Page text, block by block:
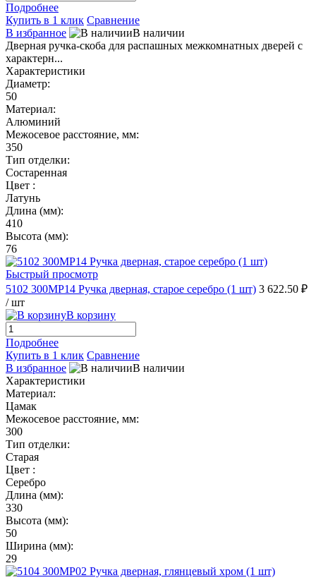
Подробнее
Купить в 1 клик Сравнение
В избранное
В наличии
Дверная ручка-скоба для распашных межкомнатных дверей с
характерн...
Характеристики
Диаметр:
50
Материал:
Алюминий
Межосевое расстояние, мм:
350
Тип отделки:
Состаренная
Цвет :
Латунь
Длина (мм):
410
Высота (мм):
76
Быстрый просмотр
5102 300MP14 Ручка дверная, старое серебро (1 шт) 3 622.50 ₽
/ шт
В корзину
Подробнее
Купить в 1 клик Сравнение
В избранное
В наличии
Характеристики
Материал:
Цамак
Межосевое расстояние, мм:
300
Тип отделки:
Старая
Цвет :
Серебро
Длина (мм):
330
Высота (мм):
50
Ширина (мм):
29